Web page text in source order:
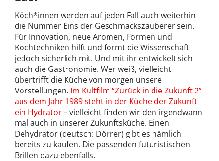
Köch*innen werden auf jeden Fall auch weiterhin
die Nummer Eins der Geschmackszauberer sein.
Für Innovation, neue Aromen, Formen und
Kochtechniken hilft und formt die Wissenschaft
jedoch sicherlich mit. Und mit ihr entwickelt sich
auch die Gastronomie. Wer weiß, vielleicht
übertrifft die Küche von morgen unsere
Vorstellungen. Im Kultfilm “Zurück in die Zukunft 2”
aus dem Jahr 1989 steht in der Küche der Zukunft
ein Hydrator– vielleicht finden wir den irgendwann
mal auch in unserer Zukunftsküche. Einen
Dehydrator (deutsch: Dörrer) gibt es nämlich
bereits zu kaufen. Die passenden futuristischen
Brillen dazu ebenfalls.